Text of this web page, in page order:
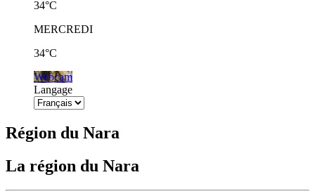
34°C
MERCREDI
34°C
Webcam
Langage
Région du Nara
La région du Nara